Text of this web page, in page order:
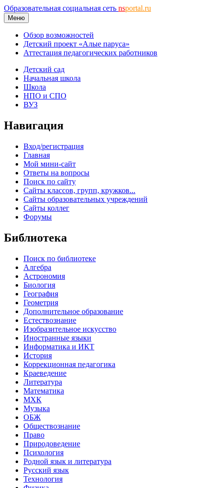
Образовательная социальная сеть nsportal.ru
Меню
Обзор возможностей
Детский проект «Алые паруса»
Аттестация педагогических работников
Детский сад
Начальная школа
Школа
НПО и СПО
ВУЗ
Навигация
Вход/регистрация
Главная
Мой мини-сайт
Ответы на вопросы
Поиск по сайту
Сайты классов, групп, кружков...
Сайты образовательных учреждений
Сайты коллег
Форумы
Библиотека
Поиск по библиотеке
Алгебра
Астрономия
Биология
География
Геометрия
Дополнительное образование
Естествознание
Изобразительное искусство
Иностранные языки
Информатика и ИКТ
История
Коррекционная педагогика
Краеведение
Литература
Математика
МХК
Музыка
ОБЖ
Обществознание
Право
Природоведение
Психология
Родной язык и литература
Русский язык
Технология